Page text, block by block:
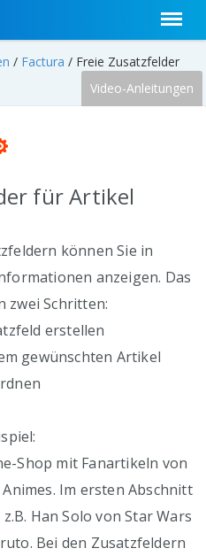
/ Factura / Freie Zusatzfelder
Video-Anleitungen
für Artikel
können Sie in
anzeigen. Das
Schritten:
erstellen
gewünschten Artikel
Shop mit Fanartikeln von
Im ersten Abschnitt
Han Solo von Star Wars
Bei den Zusatzfeldern